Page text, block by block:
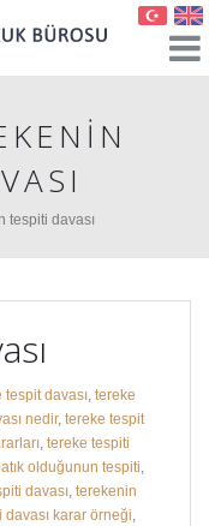
tespiti davası
tespit davası tereke
nedir, tereke tespit
tereke tespiti
olduğunun tespiti
davası terekenin
karar örneği